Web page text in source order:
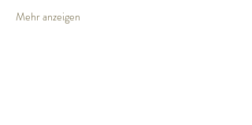
Mehr anzeigen